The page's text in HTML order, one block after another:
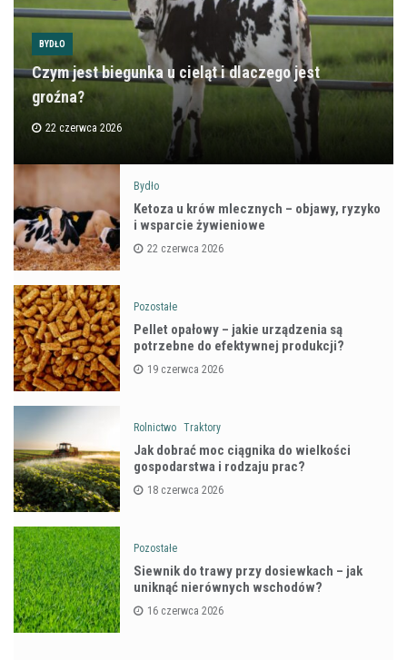
BYDŁO
Czym jest biegunka u cieląt i dlaczego jest
groźna?
22 czerwca 2026
Bydło
Ketoza u krów mlecznych – objawy, ryzyko
i wsparcie żywieniowe
22 czerwca 2026
Pozostałe
Pellet opałowy – jakie urządzenia są
potrzebne do efektywnej produkcji?
19 czerwca 2026
Rolnictwo Traktory
Jak dobrać moc ciągnika do wielkości
gospodarstwa i rodzaju prac?
18 czerwca 2026
Pozostałe
Siewnik do trawy przy dosiewkach – jak
uniknąć nierównych wschodów?
16 czerwca 2026